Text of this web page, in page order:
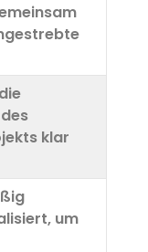
klar
umKontakt